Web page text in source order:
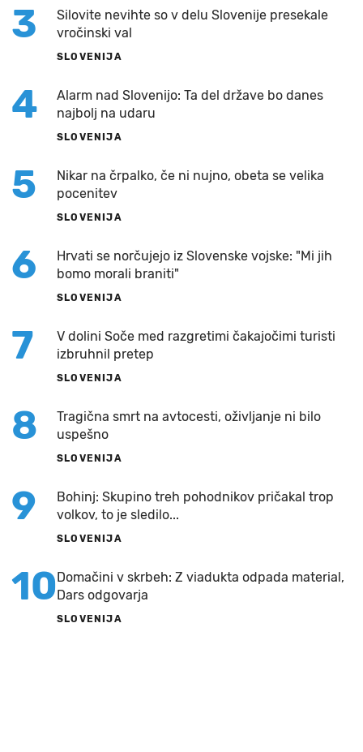
3
Silovite nevihte so v delu Slovenije presekale
vročinski val
SLOVENIJA
4
Alarm nad Slovenijo: Ta del države bo danes
najbolj na udaru
SLOVENIJA
5
Nikar na črpalko, če ni nujno, obeta se velika
pocenitev
SLOVENIJA
6
Hrvati se norčujejo iz Slovenske vojske: "Mi jih
bomo morali braniti"
SLOVENIJA
7
V dolini Soče med razgretimi čakajočimi turisti
izbruhnil pretep
SLOVENIJA
8
Tragična smrt na avtocesti, oživljanje ni bilo
uspešno
SLOVENIJA
9
Bohinj: Skupino treh pohodnikov pričakal trop
volkov, to je sledilo...
SLOVENIJA
10Domačini v skrbeh: Z viadukta odpada material,
Dars odgovarja
SLOVENIJA